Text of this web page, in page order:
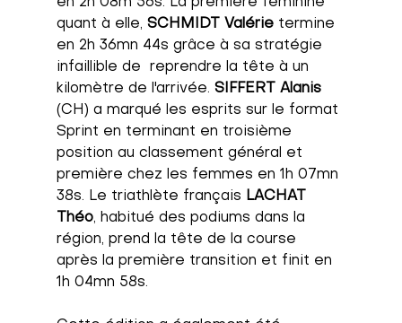
quant à elle, SCHMIDT Valérie termine
en 2h 36mn 44s grâce à sa stratégie
infaillible de  reprendre la tête à un
kilomètre de l'arrivée. SIFFERT Alanis
(CH) a marqué les esprits sur le format
Sprint en terminant en troisième
position au classement général et
première chez les femmes en 1h 07mn
38s. Le triathlète français LACHAT
Théo, habitué des podiums dans la
région, prend la tête de la course
après la première transition et finit en
1h 04mn 58s.